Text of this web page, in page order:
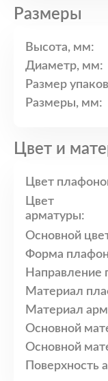
Размеры
Высота, мм:
Диаметр, мм:
Размер
Размеры, мм:
Цвет и
Цвет
Цвет
арматуры:
Основной
Форма
Направление
Материал
Материал
Основной
Основной
Поверхность